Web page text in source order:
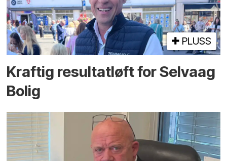
PLUSS
Kraftig resultatløft for Selvaag
Bolig